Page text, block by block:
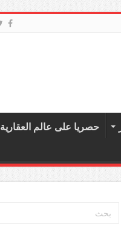
حصريا على عالم العقارية